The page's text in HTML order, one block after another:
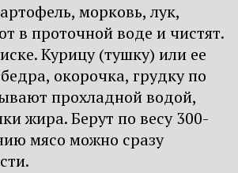
морковь, лук,
в проточной воде и чистят.
Курицу (тушку) или ее
окорочка, грудку по
прохладной водой,
жира. Берут по весу 300-
мясо можно сразу